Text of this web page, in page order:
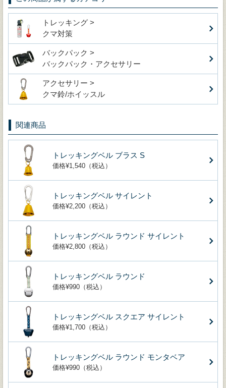
トレッキング >
クマ対策
バックパック >
バックパック・アクセサリー
アクセサリー >
クマ鈴/ホイッスル
関連商品
トレッキングベル ブラス S
価格¥1,540（税込）
トレッキングベル サイレント
価格¥2,200（税込）
トレッキングベル ラウンド サイレント
価格¥2,800（税込）
トレッキングベル ラウンド
価格¥990（税込）
トレッキングベル スクエア サイレント
価格¥1,700（税込）
トレッキングベル ラウンド モンタベア
価格¥990（税込）